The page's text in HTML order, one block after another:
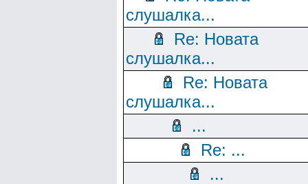
слушалка...
Re: Новата
слушалка...
Re: Новата
слушалка...
...
Re: ...
...